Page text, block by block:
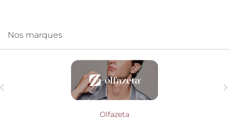
Nos marques
Olfazeta